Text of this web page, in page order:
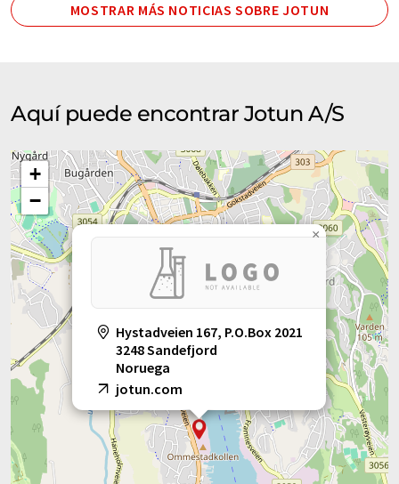
MOSTRAR MÁS NOTICIAS SOBRE JOTUN
Aquí puede encontrar Jotun A/S
Hystadveien 167, P.O.Box 2021
3248 Sandefjord
Noruega
jotun.com
×
+
−